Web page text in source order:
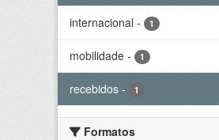
internacional - 1
mobilidade - 1
recebidos - 1
Formatos